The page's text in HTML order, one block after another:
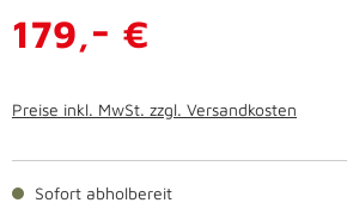
179,- €
Preise inkl. MwSt. zzgl. Versandkosten
Sofort abholbereit